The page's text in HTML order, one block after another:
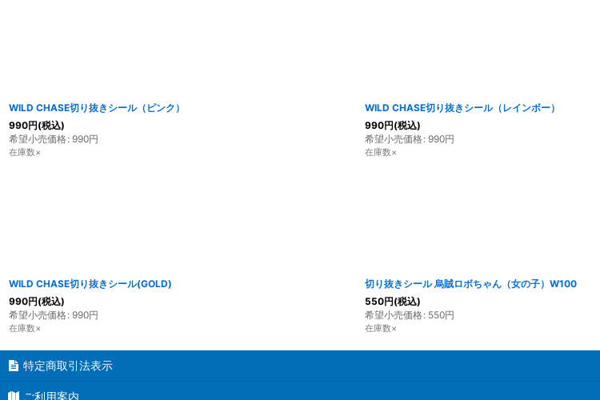
WILD CHASE切り抜きシール（ピンク）
990円(税込)
希望小売価格: 990円
在庫数×
WILD CHASE切り抜きシール（レインボー）
990円(税込)
希望小売価格: 990円
在庫数×
WILD CHASE切り抜きシール(GOLD)
990円(税込)
希望小売価格: 990円
在庫数×
切り抜きシール 烏賊ロボちゃん（女の子）W100
550円(税込)
希望小売価格: 550円
在庫数×
特定商取引法表示
ご利用案内